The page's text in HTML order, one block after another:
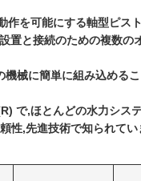
を可能にする軸型ピス
置と接続のための複数の
械に簡単に組み込める
で,ほとんどの水力シス
性,先進技術で知られてい